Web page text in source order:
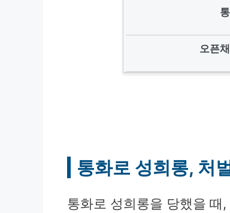
오픈
통화로 성희롱, 처
통화로 성희롱을 당했을 때